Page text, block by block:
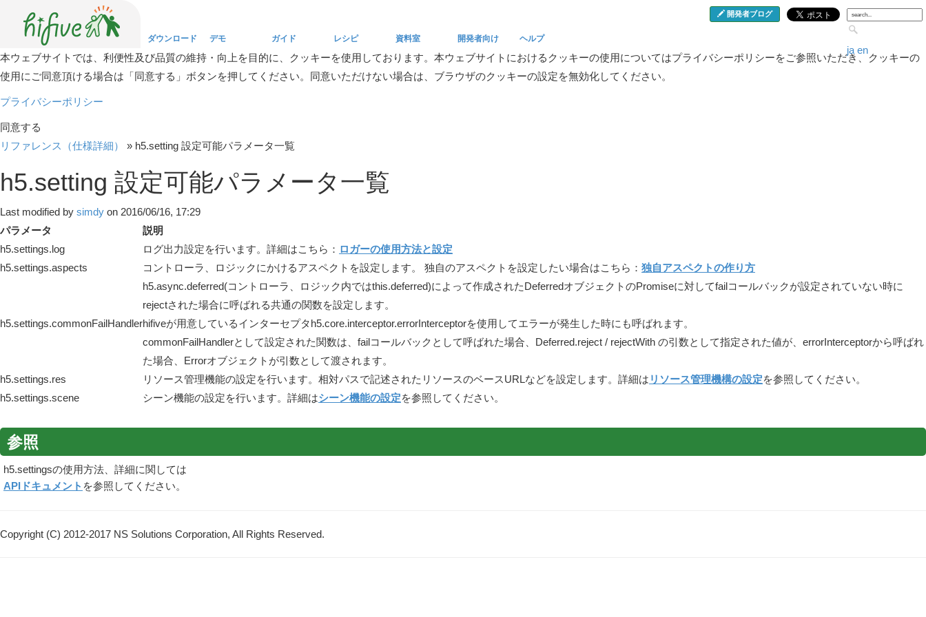
ダウンロード
Download
デモ
Demo
ガイド
Guide
レシピ
Recipe
資料室
Reference
開発者向け
Developers
ヘルプ
Help
開発者ブログ
ja en
本ウェブサイトでは、利便性及び品質の維持・向上を目的に、クッキーを使用しております。本ウェブサイトにおけるクッキーの使用についてはプライバシーポリシーをご参照いただき、クッキーの
使用にご同意頂ける場合は「同意する」ボタンを押してください。同意いただけない場合は、ブラウザのクッキーの設定を無効化してください。
プライバシーポリシー
同意する
リファレンス（仕様詳細）
» h5.setting 設定可能パラメータ一覧
h5.setting 設定可能パラメータ一覧
Last modified by simdy on 2016/06/16, 17:29
パラメータ
説明
h5.settings.log
ログ出力設定を行います。詳細はこちら： ロガーの使用方法と設定
h5.settings.aspects
コントローラ、ロジックにかけるアスペクトを設定します。 独自のアスペクトを設定したい場合はこちら： 独自アスペクトの作り方
h5.settings.commonFailHandler
h5.async.deferred(コントローラ、ロジック内ではthis.deferred)によって作成されたDeferredオブジェクトのPromiseに対してfailコールバックが設定されていない時に
rejectされた場合に呼ばれる共通の関数を設定します。
hifiveが用意しているインターセプタh5.core.interceptor.errorInterceptorを使用してエラーが発生した時にも呼ばれます。
commonFailHandlerとして設定された関数は、failコールバックとして呼ばれた場合、Deferred.reject / rejectWith の引数として指定された値が、errorInterceptorから呼ばれ
た場合、Errorオブジェクトが引数として渡されます。
h5.settings.res
リソース管理機能の設定を行います。相対パスで記述されたリソースのベースURLなどを設定します。詳細は リソース管理機構の設定を参照してください。
h5.settings.scene
シーン機能の設定を行います。詳細はシーン機能の設定を参照してください。
参照
h5.settingsの使用方法、詳細に関しては
APIドキュメント を参照してください。
Copyright (C) 2012-2017 NS Solutions Corporation, All Rights Reserved.